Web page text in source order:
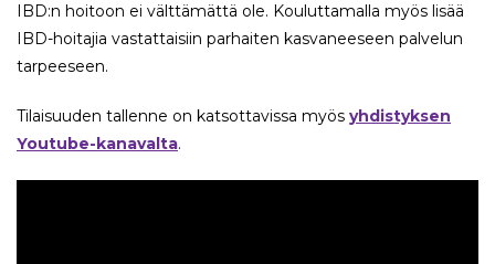
IBD:n hoitoon ei välttämättä ole. Kouluttamalla myös lisää
IBD-hoitajia vastattaisiin parhaiten kasvaneeseen palvelun
tarpeeseen.
Tilaisuuden tallenne on katsottavissa myös yhdistyksen
Youtube-kanavalta.